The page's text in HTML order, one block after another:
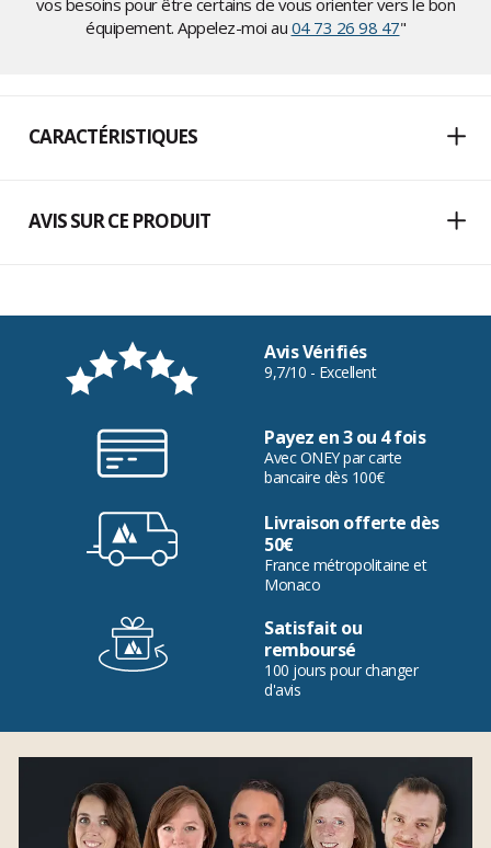
vos besoins pour être certains de vous orienter vers le bon
équipement. Appelez-moi au 04 73 26 98 47"
CARACTÉRISTIQUES
AVIS SUR CE PRODUIT
Avis Vérifiés
9,7/10 - Excellent
Payez en 3 ou 4 fois
Avec ONEY par carte
bancaire dès 100€
Livraison offerte dès
50€
France métropolitaine et
Monaco
Satisfait ou
remboursé
100 jours pour changer
d'avis